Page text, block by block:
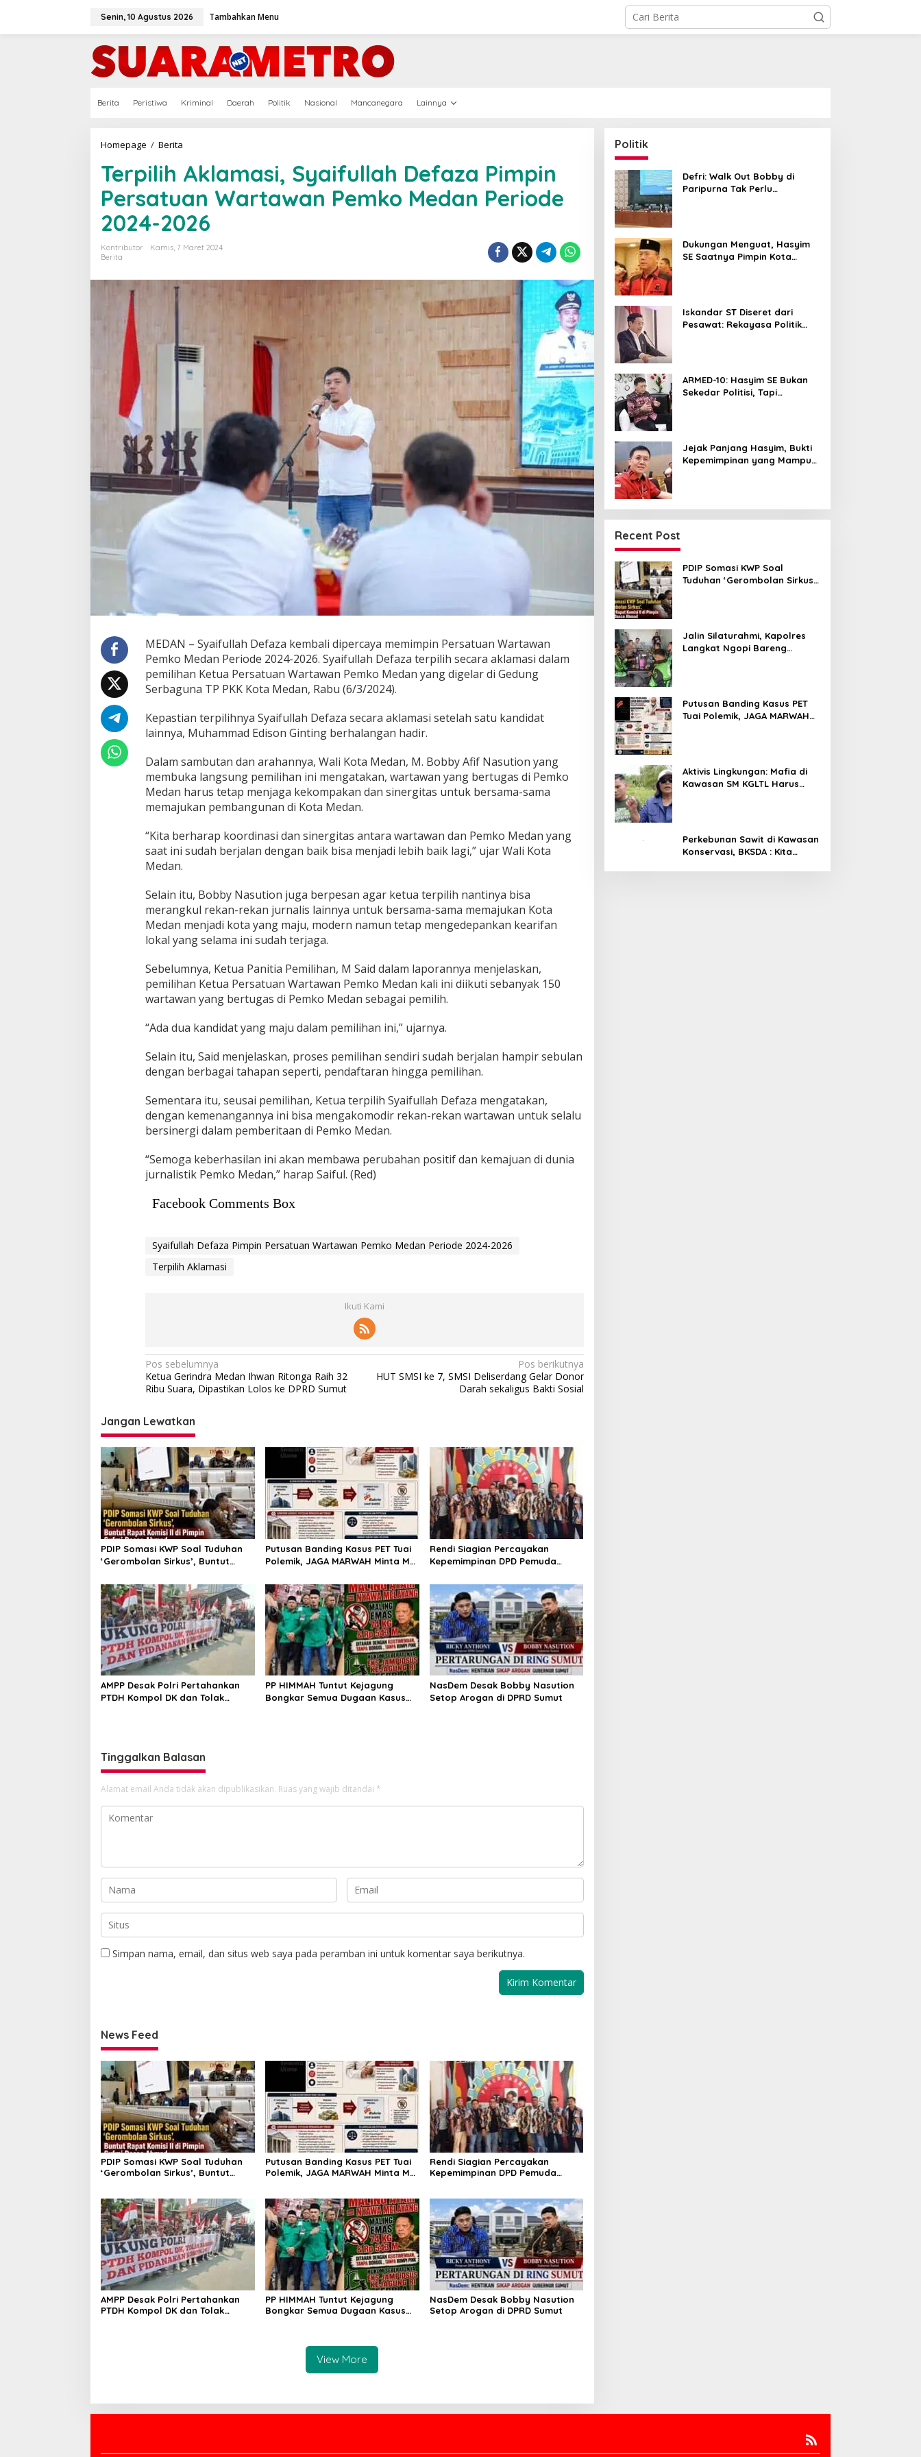
Senin, 10 Agustus 2026 Tambahkan Menu
Berita Peristiwa Kriminal Daerah Politik Nasional Mancanegara Lainnya
Homepage / Berita
Syaifullah
Defaza
Pimpin
Persatuan
Wartawan
Pemko
Medan
2026
Terpilih Aklamasi, Syaifullah Defaza Pimpin
Persatuan Wartawan Pemko Medan Periode
2024-2026
Kontributor
Kamis, 7 Maret 2024
Berita
MEDAN – Syaifullah Defaza kembali dipercaya memimpin Persatuan Wartawan
Pemko Medan Periode 2024-2026. Syaifullah Defaza terpilih secara aklamasi dalam
pemilihan Ketua Persatuan Wartawan Pemko Medan yang digelar di Gedung
Serbaguna TP PKK Kota Medan, Rabu (6/3/2024).
Kepastian terpilihnya Syaifullah Defaza secara aklamasi setelah satu kandidat
lainnya, Muhammad Edison Ginting berhalangan hadir.
Dalam sambutan dan arahannya, Wali Kota Medan, M. Bobby Afif Nasution yang
membuka langsung pemilihan ini mengatakan, wartawan yang bertugas di Pemko
Medan harus tetap menjaga kekompakan dan sinergitas untuk bersama-sama
memajukan pembangunan di Kota Medan.
“Kita berharap koordinasi dan sinergitas antara wartawan dan Pemko Medan yang
saat ini sudah berjalan dengan baik bisa menjadi lebih baik lagi,” ujar Wali Kota
Medan.
Selain itu, Bobby Nasution juga berpesan agar ketua terpilih nantinya bisa
merangkul rekan-rekan jurnalis lainnya untuk bersama-sama memajukan Kota
Medan menjadi kota yang maju, modern namun tetap mengedepankan kearifan
lokal yang selama ini sudah terjaga.
Sebelumnya, Ketua Panitia Pemilihan, M Said dalam laporannya menjelaskan,
pemilihan Ketua Persatuan Wartawan Pemko Medan kali ini diikuti sebanyak 150
wartawan yang bertugas di Pemko Medan sebagai pemilih.
“Ada dua kandidat yang maju dalam pemilihan ini,” ujarnya.
Selain itu, Said menjelaskan, proses pemilihan sendiri sudah berjalan hampir sebulan
dengan berbagai tahapan seperti, pendaftaran hingga pemilihan.
Sementara itu, seusai pemilihan, Ketua terpilih Syaifullah Defaza mengatakan,
dengan kemenangannya ini bisa mengakomodir rekan-rekan wartawan untuk selalu
bersinergi dalam pemberitaan di Pemko Medan.
“Semoga keberhasilan ini akan membawa perubahan positif dan kemajuan di dunia
jurnalistik Pemko Medan,” harap Saiful. (Red)
Facebook Comments Box
Syaifullah Defaza Pimpin Persatuan Wartawan Pemko Medan Periode 2024-2026
Terpilih Aklamasi
Ikuti Kami
Navigasi
pos
Pos sebelumnya
Ketua Gerindra Medan Ihwan Ritonga Raih 32
Ribu Suara, Dipastikan Lolos ke DPRD Sumut
Pos berikutnya
HUT SMSI ke 7, SMSI Deliserdang Gelar Donor
Darah sekaligus Bakti Sosial
Jangan Lewatkan
PDIP Somasi KWP Soal Tuduhan
‘Gerombolan Sirkus’, Buntut
Dasco Ahmad
Putusan Banding Kasus PET Tuai
Polemik, JAGA MARWAH Minta MA
Rendi Siagian Percayakan
Kepemimpinan DPD Pemuda
kepada Josef Sembiring
AMPP Desak Polri Pertahankan
PTDH Kompol DK dan Tolak
PP HIMMAH Tuntut Kejagung
Bongkar Semua Dugaan Kasus
NasDem Desak Bobby Nasution
Setop Arogan di DPRD Sumut
Tinggalkan Balasan
Alamat email Anda tidak akan dipublikasikan. Ruas yang wajib ditandai *
Simpan nama, email, dan situs web saya pada peramban ini untuk komentar saya berikutnya.
News Feed
PDIP Somasi KWP Soal Tuduhan
‘Gerombolan Sirkus’, Buntut
Putusan Banding Kasus PET Tuai
Polemik, JAGA MARWAH Minta MA
Rendi Siagian Percayakan
Kepemimpinan DPD Pemuda
AMPP Desak Polri Pertahankan
PTDH Kompol DK dan Tolak
PP HIMMAH Tuntut Kejagung
Bongkar Semua Dugaan Kasus
NasDem Desak Bobby Nasution
Setop Arogan di DPRD Sumut
View More
Politik
Defri: Walk Out Bobby di
Paripurna Tak Perlu
Dukungan Menguat, Hasyim
SE Saatnya Pimpin Kota
Iskandar ST Diseret dari
Pesawat: Rekayasa Politik
ARMED-10: Hasyim SE Bukan
Sekedar Politisi, Tapi
Jejak Panjang Hasyim, Bukti
Kepemimpinan yang Mampu
Recent Post
PDIP Somasi KWP Soal
Tuduhan ‘Gerombolan Sirkus’,
Jalin Silaturahmi, Kapolres
Langkat Ngopi Bareng
Putusan Banding Kasus PET
Tuai Polemik, JAGA MARWAH
Aktivis Lingkungan: Mafia di
Kawasan SM KGLTL Harus
Perkebunan Sawit di Kawasan
Konservasi, BKSDA : Kita